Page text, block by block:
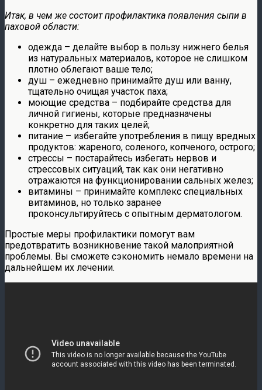
Итак, в чем же состоит профилактика появления сыпи в
паховой области:
одежда – делайте выбор в пользу нижнего белья
из натуральных материалов, которое не слишком
плотно облегают ваше тело;
душ – ежедневно принимайте душ или ванну,
тщательно очищая участок паха;
моющие средства – подбирайте средства для
личной гигиены, которые предназначены
конкретно для таких целей;
питание – избегайте употребления в пищу вредных
продуктов: жареного, соленого, копченого, острого;
стрессы – постарайтесь избегать нервов и
стрессовых ситуаций, так как они негативно
отражаются на функционировании сальных желез;
витамины – принимайте комплекс специальных
витаминов, но только заранее
проконсультируйтесь с опытным дерматологом.
Простые меры профилактики помогут вам
предотвратить возникновение такой малоприятной
проблемы. Вы сможете сэкономить немало времени на
дальнейшем их лечении.